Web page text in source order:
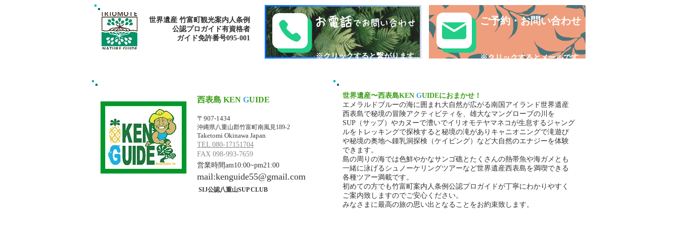
世界遺産 竹富町観光案内人条例
公認プロガイド有資格者
​ガイド免許番号095-001​​
お電話でお問い合わせ
​※クリックすると繋がります
ご予約・お問い合わせ
​※クリックするとメールです
西表島 KEN GUIDE
〒907-1434
沖縄県八重山郡竹富町南風見189-2
Taketomi Okinawa Japan
TEL 080-17151704
FAX 098-993-7659
営業時間am10:00~pm21:00
mail:kenguide55@gmail.com
SIJ公認八重山SUP CLUB
世界遺産〜西表島KEN GUIDEにおまかせ！
エメラルドブルーの海に囲まれ大自然が広がる南国アイランド世界遺産
西表島で秘境の冒険アクティビティを、雄大なマングローブの川を
SUP（サップ）やカヌーで漕いでイリオモテヤマネコが生息するジャング
ルをトレッキングで探検すると秘境の滝がありキャニオニングで滝遊び
や秘境の奥地へ鍾乳洞探検（ケイビング）など大自然のエナジーを体験
できます。
島の周りの海では色鮮やかなサンゴ礁とたくさんの熱帯魚や海ガメとも
一緒に泳げるシュノーケリングツアーなど世界遺産西表島を満喫できる
各種ツアー満載です。
初めての方でも竹富町案内人条例公認プロガイドが丁寧にわかりやすく
ご案内致しますのでご安心ください。
みなさまに最高の旅の思い出となることをお約束致します。